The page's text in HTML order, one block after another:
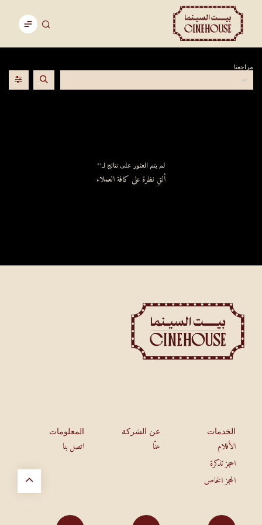
مراجعنا
لم يتم العثور على نتائج لـ" "
ألقِ نظرة على كافة العملاء
الخدمات
الأفلام
احجز تذكرة
الحجز الخاص
عن الشركة
عنّا
المعلومات
اتصل بنا